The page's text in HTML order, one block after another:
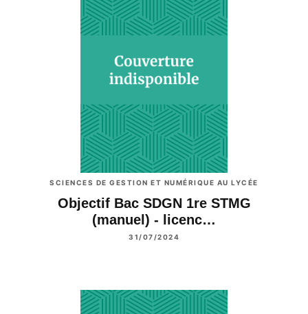
SCIENCES DE GESTION ET NUMÉRIQUE AU LYCÉE
Objectif Bac SDGN 1re STMG
(manuel) - licenc…
31/07/2024